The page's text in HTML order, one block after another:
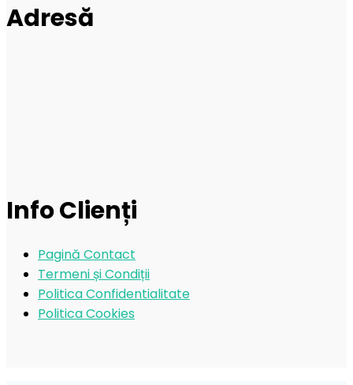
Adresă
Info Clienți
Pagină Contact
Termeni și Condiții
Politica Confidentialitate
Politica Cookies